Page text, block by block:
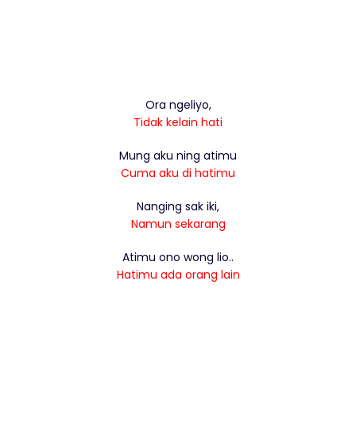
Ora ngeliyo,
Tidak kelain hati
Mung aku ning atimu
Cuma aku di hatimu
Nanging sak iki,
Namun sekarang
Atimu ono wong lio..
Hatimu ada orang lain